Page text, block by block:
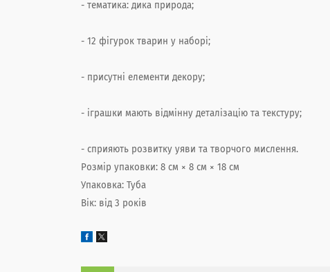
- тематика: дика природа;
- 12 фігурок тварин у наборі;
- присутні елементи декору;
- іграшки мають відмінну деталізацію та текстуру;
- сприяють розвитку уяви та творчого мислення.
Розмір упаковки: 8 см × 8 см × 18 см
Упаковка: Туба
Вік: від 3 років